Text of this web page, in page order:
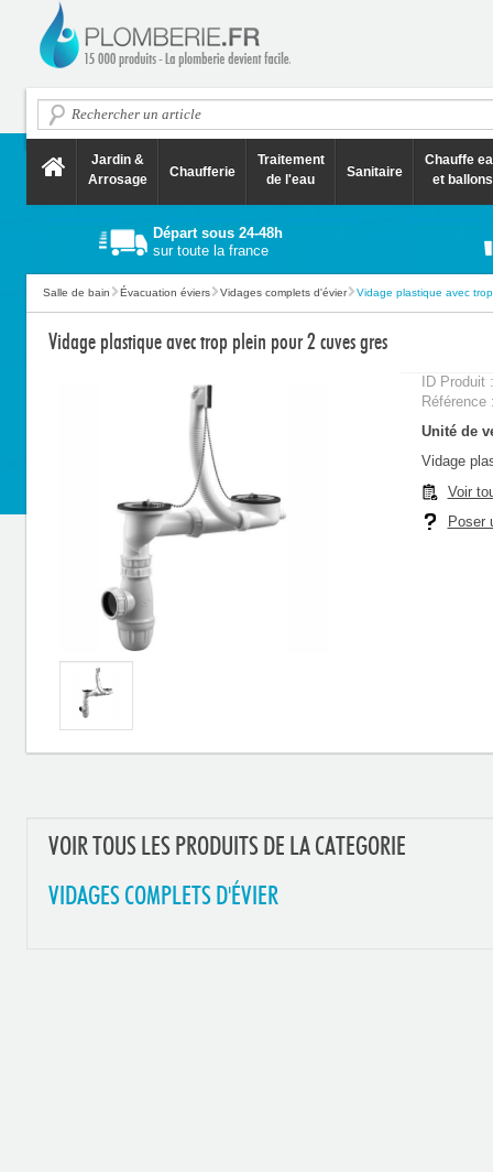
Jardin &
Arrosage
Chaufferie
Traitement
de l'eau
Sanitaire
Chauffe
et ballons
Départ sous 24-48h
sur toute la france
Salle de bain Évacuation éviers Vidages complets d'évier Vidage plastique avec
Vidage plastique avec trop plein pour 2 cuves gres
ID Produit
Unité de
Vidage
Voir
Poser
VOIR TOUS LES PRODUITS DE LA CATEGORIE
VIDAGES COMPLETS D'ÉVIER